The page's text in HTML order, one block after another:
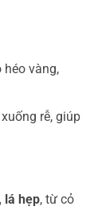
héo vàng,
rễ, giúp
lá hẹp, từ cỏ